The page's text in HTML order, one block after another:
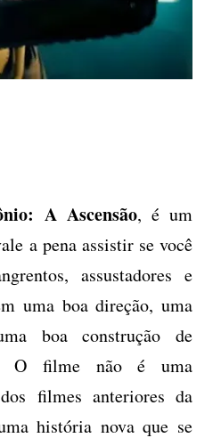
A Ascensão, é um
a pena assistir se você
assustadores e
uma boa direção, uma
boa construção de
O filme não é uma
filmes anteriores da
história nova que se